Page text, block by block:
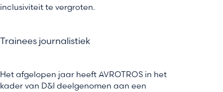
inclusiviteit te vergroten.
Trainees journalistiek
Het afgelopen jaar heeft AVROTROS in het
kader van D&I deelgenomen aan een